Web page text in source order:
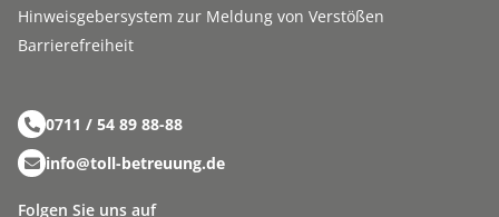
Hinweisgebersystem zur Meldung von Verstößen
Barriere­­freiheit
0711 / 54 89 88-88
info@toll-betreuung.de
Folgen Sie uns auf